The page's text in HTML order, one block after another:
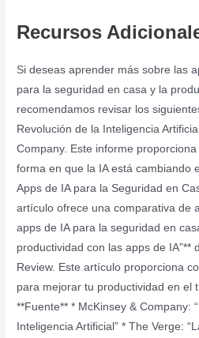
Recursos
Si deseas aprender más sobre las
para la seguridad en casa y la
recomendamos revisar los
Revolución de la Inteligencia
Company. Este informe
forma en que la IA está cambiando
Apps de IA para la Seguridad en
artículo ofrece una comparativa de
apps de IA para la seguridad en
productividad con las apps de IA”**
Review. Este artículo proporciona
para mejorar tu productividad en el
**Fuente** * McKinsey & Company:
Inteligencia Artificial” * The Verge: